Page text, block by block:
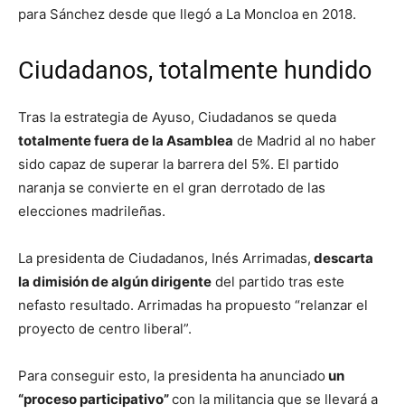
para Sánchez desde que llegó a La Moncloa en 2018.
Ciudadanos, totalmente hundido
Tras la estrategia de Ayuso, Ciudadanos se queda
totalmente fuera de la Asamblea de Madrid al no haber
sido capaz de superar la barrera del 5%. El partido
naranja se convierte en el gran derrotado de las
elecciones madrileñas.
La presidenta de Ciudadanos, Inés Arrimadas, descarta
la dimisión de algún dirigente del partido tras este
nefasto resultado. Arrimadas ha propuesto “relanzar el
proyecto de centro liberal”.
Para conseguir esto, la presidenta ha anunciado un
“proceso participativo”con la militancia que se llevará a